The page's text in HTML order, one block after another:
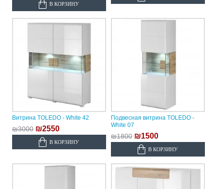
В КОРЗИНУ
Витрина TOLEDO - White 42
₪3000 ₪2550
В КОРЗИНУ
Подвесная витрина TOLEDO -
White 07
₪1800 ₪1500
В КОРЗИНУ